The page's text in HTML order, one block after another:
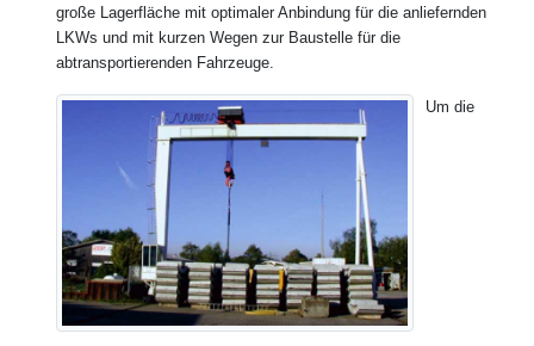
große Lagerfläche mit optimaler Anbindung für die anliefernden
LKWs und mit kurzen Wegen zur Baustelle für die
abtransportierenden Fahrzeuge.
Um die